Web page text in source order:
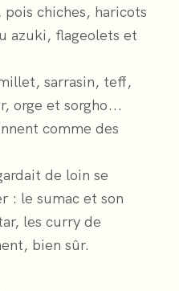
chiches, haricots
azuki, flageolets et
sarrasin, teff,
orge et sorgho...
comme des
de loin se
: le sumac et son
les curry de
bien sûr.